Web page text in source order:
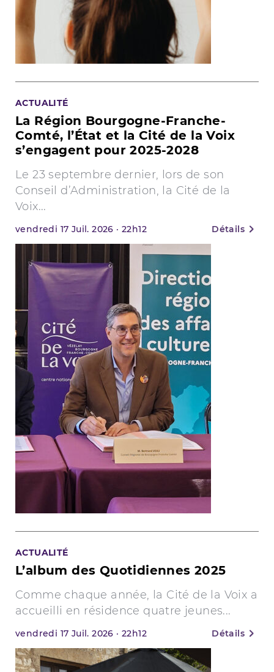
ACTUALITÉ
La Région Bourgogne-Franche-
Comté, l’État et la Cité de la Voix
s’engagent pour 2025-2028
Le 23 septembre dernier, lors de son
Conseil d’Administration, la Cité de la
Voix...
vendredi 17 Juil. 2026 ·22h12 Détails
ACTUALITÉ
L’album des Quotidiennes 2025
Comme chaque année, la Cité de la Voix a
accueilli en résidence quatre jeunes...
vendredi 17 Juil. 2026 ·22h12 Détails